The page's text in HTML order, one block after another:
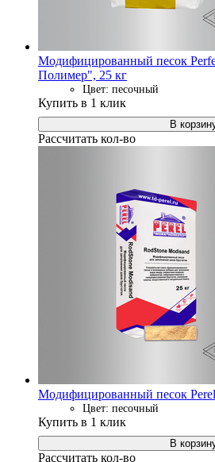
Модифицированный песок
Полимер", 25 кг
Цвет: песочный
Купить в 1 клик
В
Рассчитать кол-во
Модифицированный песок
Цвет: песочный
Купить в 1 клик
В
Рассчитать кол-во